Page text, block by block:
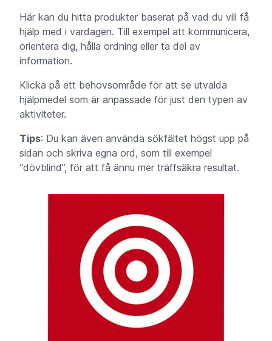
Här kan du hitta produkter baserat på vad du vill få
hjälp med i vardagen. Till exempel att kommunicera,
orientera dig, hålla ordning eller ta del av
information.
Klicka på ett behovsområde för att se utvalda
hjälpmedel som är anpassade för just den typen av
aktiviteter.
Tips: Du kan även använda sökfältet högst upp på
sidan och skriva egna ord, som till exempel
“dövblind”, för att få ännu mer träffsäkra resultat.